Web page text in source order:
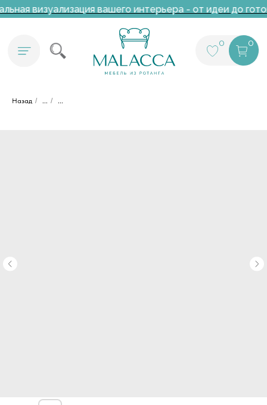
визуализация вашего интерьера - от идеи до
Назад / ... / ...